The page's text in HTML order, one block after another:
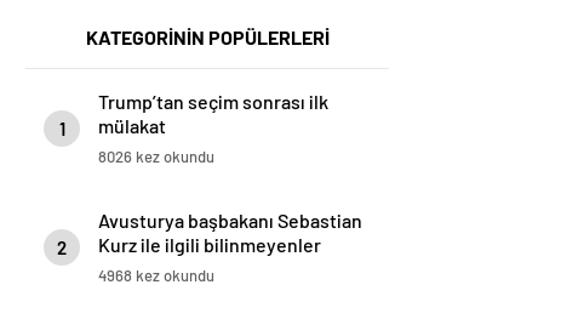
KATEGORİNİN POPÜLERLERİ
1
Trump’tan seçim sonrası ilk
mülakat
8026 kez okundu
2
Avusturya başbakanı Sebastian
Kurz ile ilgili bilinmeyenler
4968 kez okundu